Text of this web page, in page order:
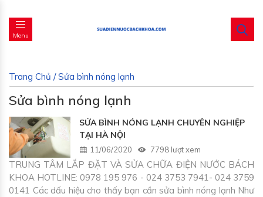
Menu
Trang Chủ /Sửa bình nóng lạnh
Sửa bình nóng lạnh
SỬA BÌNH NÓNG LẠNH CHUYÊN NGHIỆP
TẠI HÀ NỘI
11/06/2020 7798 lượt xem
TRUNG TÂM LẮP ĐẶT VÀ SỬA CHỮA ĐIỆN NƯỚC BÁCH
KHOA HOTLINE: 0978 195 976 - 024 3753 7941- 024 3759
0141 Các dấu hiệu cho thấy bạn cần sửa bình nóng lạnh Như